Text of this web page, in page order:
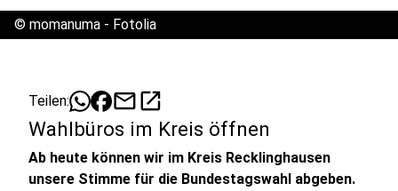
© momanuma - Fotolia
Teilen: mailopen_in_new
Wahlbüros im Kreis öffnen
Ab heute können wir im Kreis Recklinghausen
unsere Stimme für die Bundestagswahl abgeben.